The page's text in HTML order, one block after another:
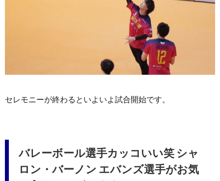
セレモニーが終わるといよいよ試合開始です。
バレーボール選手カッコいい笑 シャ
ロン・バーノン エバンズ選手がお気